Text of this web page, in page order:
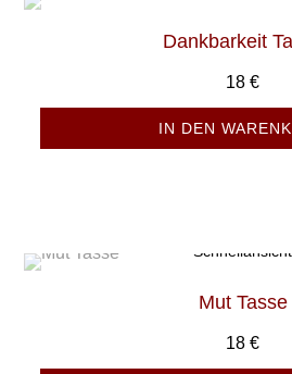
Dankbarkeit
18€
IN DEN
Schnellansicht
Mut Tasse
18€